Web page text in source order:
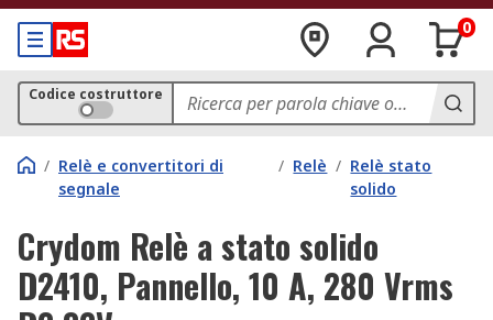
0
Codice costruttore
/ Relè e convertitori di
segnale
/ Relè / Relè stato
solido
Crydom Relè a stato solido
D2410, Pannello, 10 A, 280 Vrms